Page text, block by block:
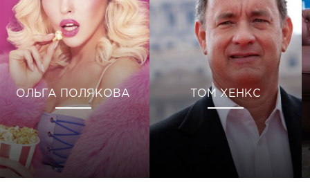
ОЛЬГА ПОЛЯКОВА ТОМ ХЕНКС